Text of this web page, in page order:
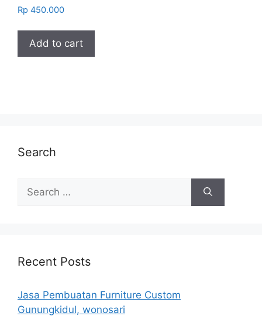
Rp 450.000
Add to cart
Search
for:
Recent Posts
Jasa Pembuatan Furniture Custom
Gunungkidul, wonosari